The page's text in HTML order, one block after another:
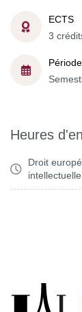
ECTS
3
Heures
Droit
intellectuelle